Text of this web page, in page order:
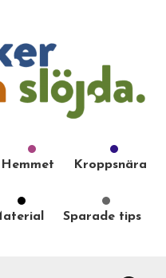
Hemmet Kroppsnära
Sparade tips